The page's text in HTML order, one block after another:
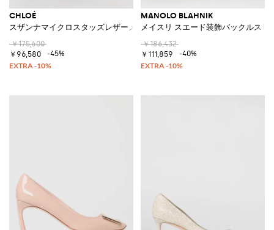
CHLOÉ
スザンナマイクロスタッズレザーメリージェーン
￥175,600
￥96,580
-45%
MANOLO BLAHNIK
メイスリ スエード装飾バックルスリ
￥186,432
￥111,859
-40%